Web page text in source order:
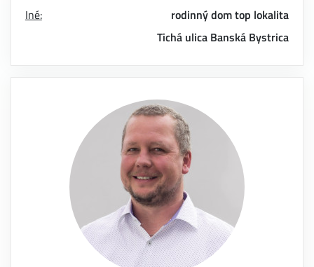
Iné: rodinný domtop lokalita
Tichá ulica Banská Bystrica